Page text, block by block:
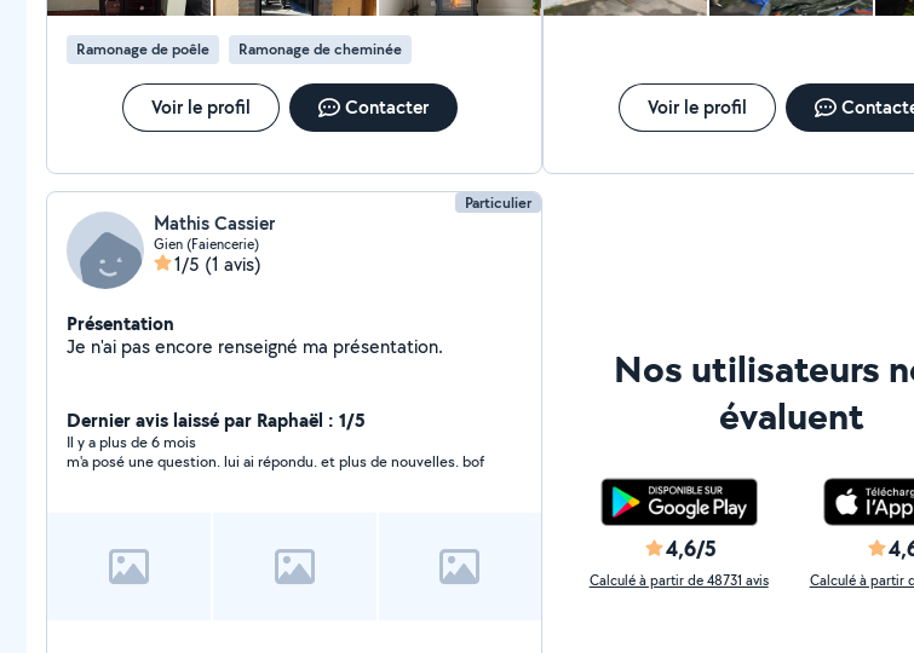
Ramonage de poêle Ramonage de cheminée
Voir le profil Contacter Voir le profil
Particulier
Mathis Cassier
Gien (Faiencerie)
1/5 (1 avis)
Présentation
Je n'ai pas encore renseigné ma présentation.
Dernier avis laissé par Raphaël : 1/5
Il y a plus de 6 mois
m'a posé une question. lui ai répondu. et plus de nouvelles. bof
Nos utilisateurs
évaluent
4,6/5
Calculé à partir de 48731 avis Calculé à partir